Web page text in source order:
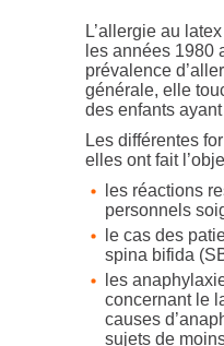
L’allergie au
les années 1980
prévalence
générale, elle
des enfants
Les différentes
elles ont fait
les réactions
personnels
le cas des
spina bifida
les
concernant le
causes
sujets de